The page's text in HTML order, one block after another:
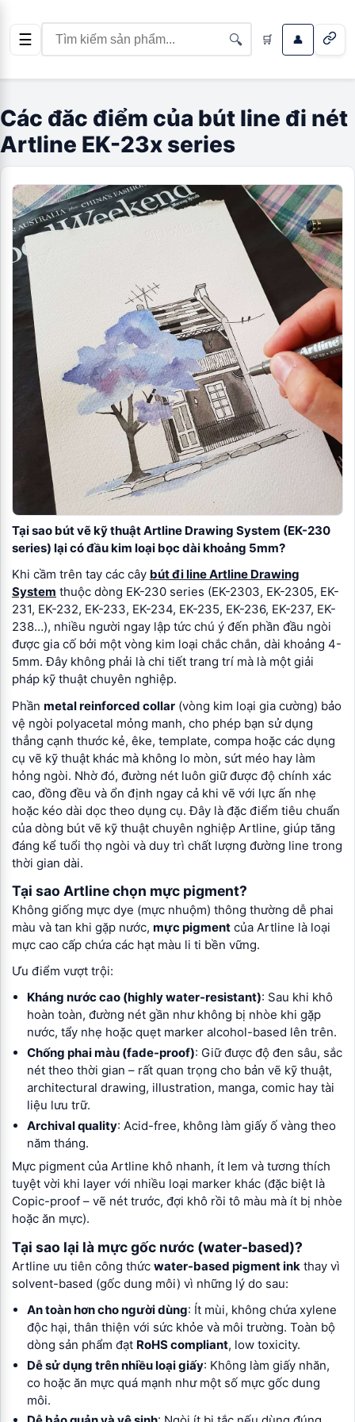
☰ 🔍 🛒 👤
Các đăc điểm của bút line đi nét
Artline EK-23x series
Tại sao bút vẽ kỹ thuật Artline Drawing System (EK-230
series) lại có đầu kim loại bọc dài khoảng 5mm?
Khi cầm trên tay các cây bút đi line Artline Drawing
System thuộc dòng EK-230 series (EK-2303, EK-2305, EK-
231, EK-232, EK-233, EK-234, EK-235, EK-236, EK-237, EK-
238…), nhiều người ngay lập tức chú ý đến phần đầu ngòi
được gia cố bởi một vòng kim loại chắc chắn, dài khoảng 4-
5mm. Đây không phải là chi tiết trang trí mà là một giải
pháp kỹ thuật chuyên nghiệp.
Phần metal reinforced collar (vòng kim loại gia cường) bảo
vệ ngòi polyacetal mỏng manh, cho phép bạn sử dụng
thẳng cạnh thước kẻ, êke, template, compa hoặc các dụng
cụ vẽ kỹ thuật khác mà không lo mòn, sứt méo hay làm
hỏng ngòi. Nhờ đó, đường nét luôn giữ được độ chính xác
cao, đồng đều và ổn định ngay cả khi vẽ với lực ấn nhẹ
hoặc kéo dài dọc theo dụng cụ. Đây là đặc điểm tiêu chuẩn
của dòng bút vẽ kỹ thuật chuyên nghiệp Artline, giúp tăng
đáng kể tuổi thọ ngòi và duy trì chất lượng đường line trong
thời gian dài.
Tại sao Artline chọn mực pigment?
Không giống mực dye (mực nhuộm) thông thường dễ phai
màu và tan khi gặp nước, mực pigment của Artline là loại
mực cao cấp chứa các hạt màu li ti bền vững.
Ưu điểm vượt trội:
Kháng nước cao (highly water-resistant): Sau khi khô
hoàn toàn, đường nét gần như không bị nhòe khi gặp
nước, tẩy nhẹ hoặc quẹt marker alcohol-based lên trên.
Chống phai màu (fade-proof): Giữ được độ đen sâu, sắc
nét theo thời gian – rất quan trọng cho bản vẽ kỹ thuật,
architectural drawing, illustration, manga, comic hay tài
liệu lưu trữ.
Archival quality: Acid-free, không làm giấy ố vàng theo
năm tháng.
Mực pigment của Artline khô nhanh, ít lem và tương thích
tuyệt vời khi layer với nhiều loại marker khác (đặc biệt là
Copic-proof – vẽ nét trước, đợi khô rồi tô màu mà ít bị nhòe
hoặc ăn mực).
Tại sao lại là mực gốc nước (water-based)?
Artline ưu tiên công thức water-based pigment ink thay vì
solvent-based (gốc dung môi) vì những lý do sau:
An toàn hơn cho người dùng: Ít mùi, không chứa xylene
độc hại, thân thiện với sức khỏe và môi trường. Toàn bộ
dòng sản phẩm đạt RoHS compliant, low toxicity.
Dễ sử dụng trên nhiều loại giấy: Không làm giấy nhăn,
co hoặc ăn mực quá mạnh như một số mực gốc dung
môi.